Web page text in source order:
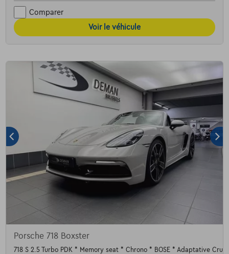
Comparer
Voir le véhicule
Porsche 718 Boxster
718 S 2.5 Turbo PDK * Memory seat * Chrono * BOSE * Adaptative